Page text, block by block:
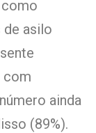
asilo
com
ainda
(89%).